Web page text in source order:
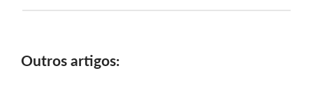
Outros artigos: